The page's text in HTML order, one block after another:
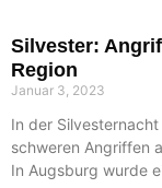
Silvester:
Region
Januar 3, 2023
In der
schweren Angriffen
In Augsburg wurde